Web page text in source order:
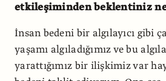
etkileşiminden beklentiniz
İnsan bedeni bir algılayıcı gibi
yaşamı algıladığımız ve bu
yarattığımız bir ilişkimiz var